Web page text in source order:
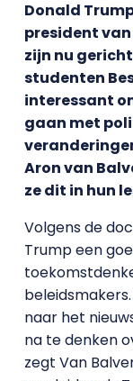
Donald
president
zijn nu
studenten
interessant
gaan met
Aron van
ze dit in hun
Volgens de
Trump een
naar het
na te denken
zegt Van